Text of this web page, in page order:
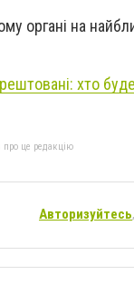
органі на
хто
про це редакцію
Авторизуйтесь